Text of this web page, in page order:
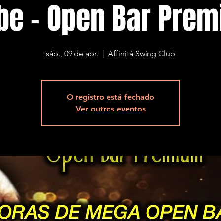
- Open Bar
sáb., 09 de abr.
  |
Affinitá Swing Club
O registro está fechado
Ver outros eventos